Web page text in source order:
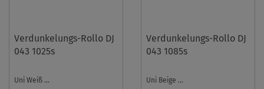
Verdunkelungs-Rollo DJ
043 1025s
Uni Weiß ...
Verdunkelungs-Rollo DJ
043 1085s
Uni Beige ...